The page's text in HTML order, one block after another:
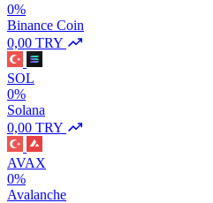
0%
Binance Coin
0,00 TRY
SOL
0%
Solana
0,00 TRY
AVAX
0%
Avalanche